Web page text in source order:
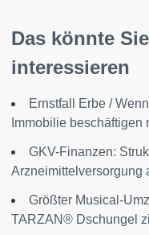
Das könnte
interessieren
Ernstfall Erbe /
Immobilie beschäftigen
GKV-Finanzen:
Arzneimittelversorgung
Größter Musical-
TARZAN® Dschungel